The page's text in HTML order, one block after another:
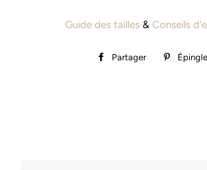
Guide des tailles& Conseils
Partager
Partager